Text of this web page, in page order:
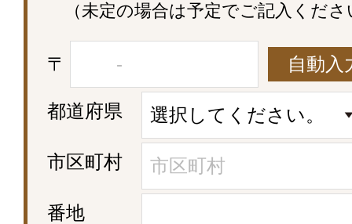
（未定の場合は予定でご記入くださ
〒 自動入
都道府県
市区町村
番地